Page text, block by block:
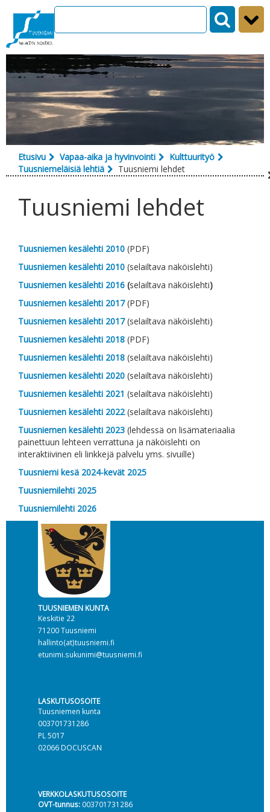
Siirry sisältöön
Etusivu Vapaa-aika ja hyvinvointi
Kulttuurityö
Tuusniemeläisiä lehtiä
Tuusniemi lehdet
Tuusniemi lehdet
Tuusniemen kesälehti 2010 (PDF)
Tuusniemen kesälehti 2010 (selailtava näköislehti)
Tuusniemen kesälehti 2016 (selailtava näköislehti)
Tuusniemen kesälehti 2017(PDF)
Tuusniemen kesälehti 2017(selailtava näköislehti)
Tuusniemen kesälehti 2018 (PDF)
Tuusniemen kesälehti 2018 (selailtava näköislehti)
Tuusniemen kesälehti 2020 (selailtava näköislehti)
Tuusniemen kesälehti 2021 (selailtava näköislehti)
Tuusniemen kesälehti 2022(selailtava näköislehti)
Tuusniemen kesälehti 2023 (lehdessä on lisämateriaalia
painettuun lehteen verrattuna ja näköislehti on
interaktiivinen eli linkkejä palvelu yms. sivuille)
Tuusniemi kesä 2024-kevät 2025
Tuusniemilehti 2025
Tuusniemilehti 2026
TUUSNIEMEN KUNTA
Keskitie 22
71200 Tuusniemi
hallinto(at)tuusniemi.fi
etunimi.sukunimi@tuusniemi.fi
LASKUTUSOSOITE
Tuusniemen kunta
003701731286
PL 5017
02066 DOCUSCAN
VERKKOLASKUTUSOSOITE
OVT-tunnus:003701731286